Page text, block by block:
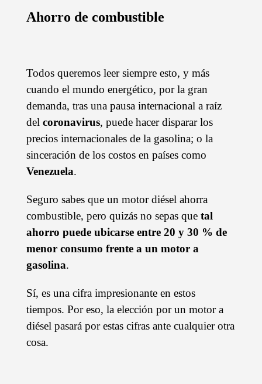
Ahorro de combustible
Todos queremos leer siempre esto, y más
cuando el mundo energético, por la gran
demanda, tras una pausa internacional a raíz
del coronavirus, puede hacer disparar los
precios internacionales de la gasolina; o la
sinceración de los costos en países como
Venezuela.
Seguro sabes que un motor diésel ahorra
combustible, pero quizás no sepas que tal
ahorro puede ubicarse entre 20 y 30 % de
menor consumo frente a un motor a
gasolina.
Sí, es una cifra impresionante en estos
tiempos. Por eso, la elección por un motor a
diésel pasará por estas cifras ante cualquier otra
cosa.